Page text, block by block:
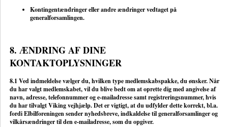
Kontingentændringer eller andre ændringer vedtaget på
generalforsamlingen.
8. ÆNDRING AF DINE
KONTAKTOPLYSNINGER
8.1 Ved indmeldelse vælger du, hvilken type medlemskabspakke, du ønsker. Når
du har valgt medlemskabet, vil du blive bedt om at oprette dig med angivelse af
navn, adresse, telefonnummer og e-mailadresse samt registreringsnummer, hvis
du har tilvalgt Viking vejhjælp. Det er vigtigt, at du udfylder dette korrekt, bl.a.
fordi Elbilforeningen sender nyhedsbreve, indkaldelse til generalforsamlinger og
vilkårsændringer til den e-mailadresse, som du opgiver.